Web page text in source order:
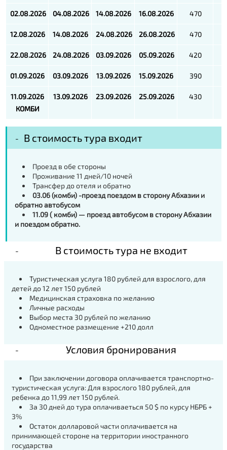
02.08.2026 04.08.2026 14.08.2026 16.08.2026 470
12.08.2026 14.08.2026 24.08.2026 26.08.2026 470
22.08.2026 24.08.2026 03.09.2026 05.09.2026 420
01.09.2026 03.09.2026 13.09.2026 15.09.2026 390
11.09.2026
КОМБИ
13.09.2026 23.09.2026 25.09.2026 430
В стоимость тура входит
Проезд в обе стороны
Проживание 11 дней/10 ночей
Трансфер до отеля и обратно
03.06 (комби) -проезд поездом в сторону Абхазии и
обратно автобусом
11.09 ( комби) — проезд автобусом в сторону Абхазии
и поездом обратно.
В стоимость тура не входит
Туристическая услуга 180 рублей для взрослого, для
детей до 12 лет 150 рублей
Медицинская страховка по желанию
Личные расходы
Выбор места 30 рублей по желанию
Одноместное размещение +210 долл
Условия бронирования
При заключении договора оплачивается транспортно-
туристическая услуга: Для взрослого 180 рублей, для
ребенка до 11,99 лет 150 рублей.
За 30 дней до тура оплачиваеться 50 $ по курсу НБРБ +
3%
Остаток долларовой части оплачивается на
принимающей стороне на территории иностранного
государства